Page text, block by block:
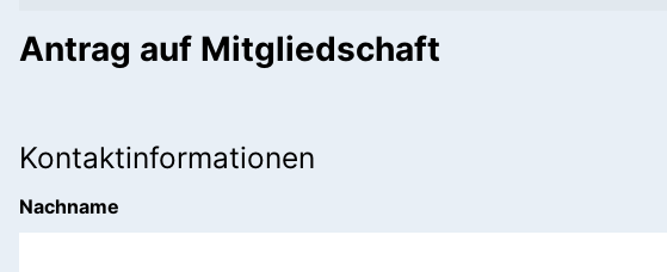
Antrag auf Mitgliedschaft
Kontaktinformationen
Nachname